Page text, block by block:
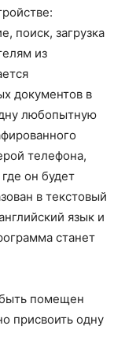
поиск, загрузка
из
документов в
любопытную
телефона,
он будет
в текстовый
язык и
станет
помещен
присвоить одну